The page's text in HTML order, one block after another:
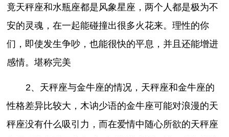
竟天秤座和水瓶座都是风象星座，两个人都是极为不
安的灵魂，在一起能碰撞出很多火花来。理性的你
们，即使发生争吵，也能很快的平息，并且还能增进
感情。堪称完美
2、天秤座与金牛座的情况，天秤座和金牛座的
性格差异比较大，木讷少语的金牛座可能对浪漫的天
秤座没有什么吸引力，而在爱情中随心所欲的天秤座